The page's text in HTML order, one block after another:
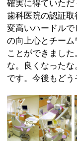
TEL : 03-
休診日 : 木曜・日曜
最寄駅 : 潮見駅
所在地 : 江東区潮見
WEB http://
診療時間
［月曜・火
30～21：00
00 14：30